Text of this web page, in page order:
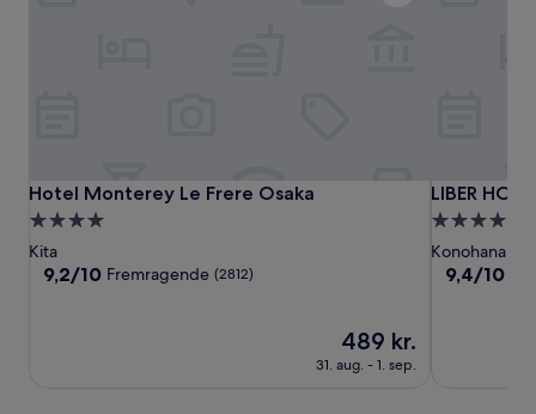
Hotel
Monterey
Le
Frere
Osaka
Hotel
Monterey
Le
Frere
Osaka
Hotel Monterey Le Frere Osaka
Hotel Monterey Le Frere Osaka
4.0-
stjernet
overnatningssted
Kita
9.2
9,2/10 Fremragende (2812)
Prisen
489 kr.
489 kr.
31. aug. - 1. sep.
LIBER
HOTEL
OSAKA
LIBER
LIBER
4.0-
stjernet
Konohana
9.4
9,4/10